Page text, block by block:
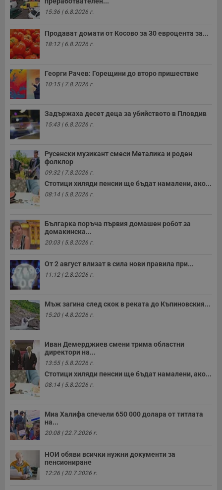
15:36 | 6.8.2026 г.
Продават домати от Косово за 30 евроцента за...
18:12 | 6.8.2026 г.
Георги Рачев: Горещини до второ пришествие
10:15 | 7.8.2026 г.
Задържаха десет деца за убийството в Пловдив
15:43 | 6.8.2026 г.
Русенски музикант смеси Металика и роден
фолклор
09:32 | 7.8.2026 г.
Стотици хиляди пенсии ще бъдат намалени, ако...
08:14 | 5.8.2026 г.
Българка поръча първия домашен робот за
домакинска...
20:03 | 5.8.2026 г.
От 2 август влизат в сила нови правила при...
11:12 | 2.8.2026 г.
Мъж загина след скок в реката до Къпиновския...
15:20 | 4.8.2026 г.
Иван Демерджиев смени трима областни
директори на...
13:55 | 5.8.2026 г.
Стотици хиляди пенсии ще бъдат намалени, ако...
08:14 | 5.8.2026 г.
Миа Халифа спечели 650 000 долара от титлата
на...
20:08 | 22.7.2026 г.
НОИ обяви всички нужни документи за
пенсиониране
12:26 | 20.7.2026 г.